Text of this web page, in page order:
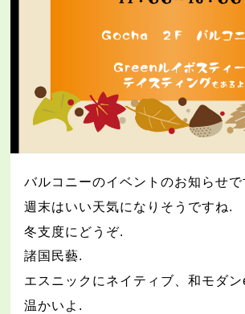
バルコニーのイベントのお知らせで
週末はいい天気になりそうですね.
冬支度にどうぞ.
諸国民藝.
エスニックにネイティブ、和モダン
温かいよ .